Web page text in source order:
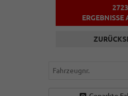
2723
ERGEBNISSE
Fahrzeugnr.